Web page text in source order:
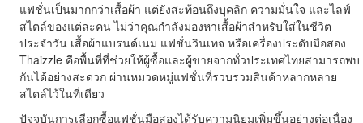
แฟชั่นเป็นมากกว่าเสื้อผ้า แต่ยังสะท้อนถึงบุคลิก ความมั่นใจ และไลฟ์
สไตล์ของแต่ละคน ไม่ว่าคุณกำลังมองหาเสื้อผ้าสำหรับใส่ในชีวิต
ประจำวัน เสื้อผ้าแบรนด์เนม แฟชั่นวินเทจ หรือเครื่องประดับมือสอง
Thaizzle คือพื้นที่ที่ช่วยให้ผู้ซื้อและผู้ขายจากทั่วประเทศไทยสามารถพบ
กันได้อย่างสะดวก ผ่านหมวดหมู่แฟชั่นที่รวบรวมสินค้าหลากหลาย
สไตล์ไว้ในที่เดียว
ปัจจุบันการเลือกซื้อแฟชั่นมือสองได้รับความนิยมเพิ่มขึ้นอย่างต่อเนื่อง